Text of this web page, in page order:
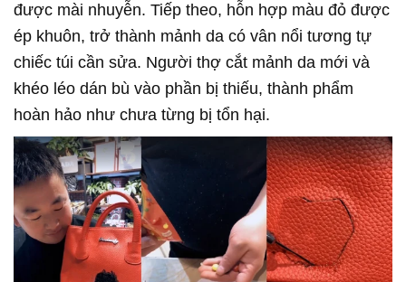
được mài nhuyễn. Tiếp theo, hỗn hợp màu đỏ được
ép khuôn, trở thành mảnh da có vân nổi tương tự
chiếc túi cần sửa. Người thợ cắt mảnh da mới và
khéo léo dán bù vào phần bị thiếu, thành phẩm
hoàn hảo như chưa từng bị tổn hại.